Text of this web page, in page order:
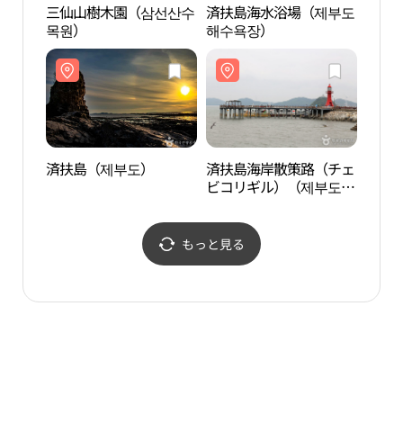
三仙山樹木園（삼선산수
목원）
済扶島海水浴場（제부도
해수욕장）
済扶島（제부도）
済扶島海岸散策路（チェ
ビコリギル）（제부도
길））
もっと見る